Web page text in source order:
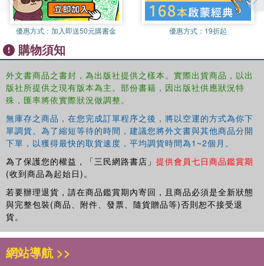
that continue to provide challenges to notions of equality and
justice.
優惠方式： 加入即送50元購書金 優惠方式： 19折起
購物須知
外文書商品之書封，為出版社提供之樣本。實際出貨商品，以出
版社所提供之現有版本為主。部份書籍，因出版社供應狀況特
殊，匯率將依實際狀況做調整。
無庫存之商品，在您完成訂單程序之後，將以空運的方式為你下
單調貨。為了縮短等待的時間，建議您將外文書與其他商品分開
下單，以獲得最快的取貨速度，平均調貨時間為1~2個月。
為了保護您的權益，「三民網路書店」 提供會員七日商品鑑賞期
(收到商品為起始日)。
若要辦理退貨，請在商品鑑賞期內寄回，且商品必須是全新狀態
與完整包裝(商品、附件、發票、隨貨贈品等)否則恕不接受退
貨。
網站導航 >>